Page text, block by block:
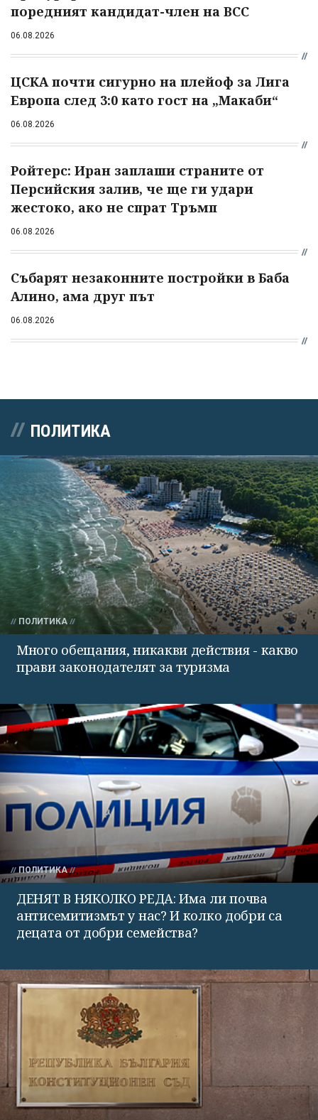
поредният кандидат-член на ВСС
06.08.2026
ЦСКА почти сигурно на плейоф за Лига
Европа след 3:0 като гост на „Макаби“
06.08.2026
Ройтерс: Иран заплаши страните от
Персийския залив, че ще ги удари
жестоко, ако не спрат Тръмп
06.08.2026
Събарят незаконните постройки в Баба
Алино, ама друг път
06.08.2026
ПОЛИТИКА
ПОЛИТИКА
Много обещания, никакви действия - какво
прави законодателят за туризма
ПОЛИТИКА
ДЕНЯТ В НЯКОЛКО РЕДА: Има ли почва
антисемитизмът у нас? И колко добри са
децата от добри семейства?